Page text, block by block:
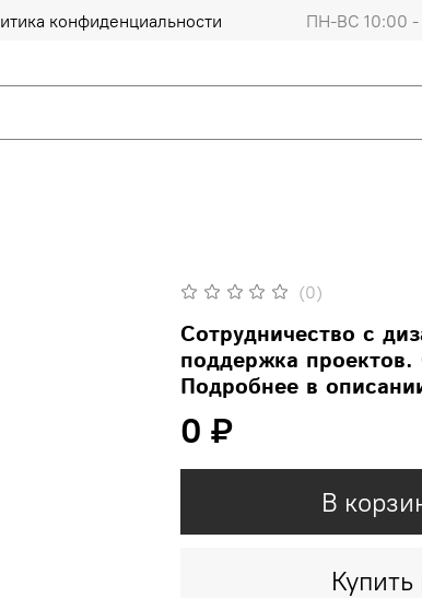
конфиденциальности ПН-ВС 10:00
(0)
Сотрудничество с
поддержка
Подробнее в
0 ₽
В
Купить